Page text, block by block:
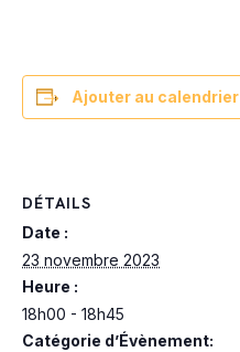
Ajouter au calendrier
DÉTAILS
Date :
23 novembre 2023
Heure :
18h00 - 18h45
Catégorie d’Évènement: